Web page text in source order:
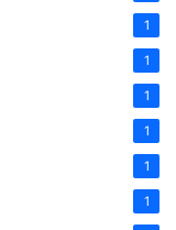
1
1
1
1
1
1